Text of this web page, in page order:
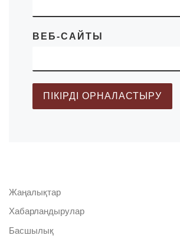
ВЕБ-САЙТЫ
Жаңалықтар
Хабарландырулар
Басшылық